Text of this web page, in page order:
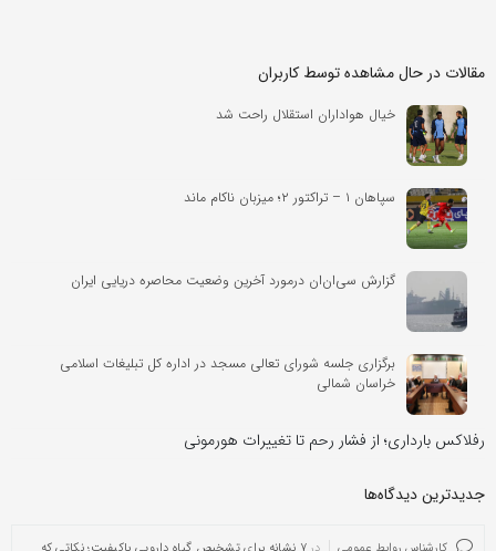
مقالات در حال مشاهده توسط کاربران
خیال هواداران استقلال راحت شد
سپاهان ۱ – تراکتور ۲؛ میزبان ناکام ماند
گزارش سی‌ان‌ان درمورد آخرین وضعیت محاصره دریایی ایران
برگزاری جلسه شورای تعالی مسجد در اداره کل تبلیغات اسلامی
خراسان شمالی
رفلاکس بارداری؛ از فشار رحم تا تغییرات هورمونی
جدیدترین دیدگاه‌‌ها